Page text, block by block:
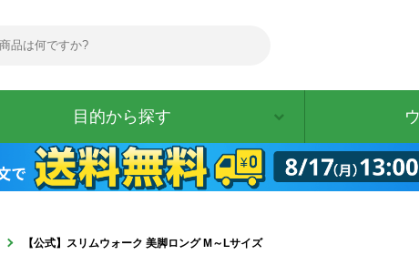
目的から探す
【公式】スリムウォーク 美脚ロング M～Lサイズ